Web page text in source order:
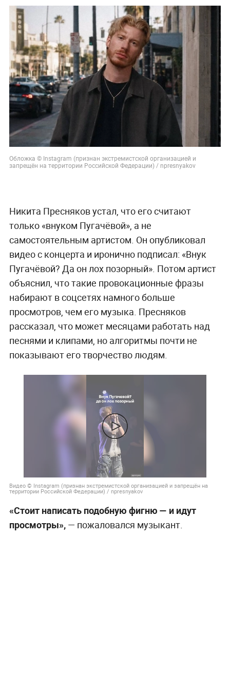
Обложка © Instagram (признан экстремистской организацией и
запрещён на территории Российской Федерации) / npresnyakov
Никита Пресняков устал, что его считают
только «внуком Пугачёвой», а не
самостоятельным артистом. Он опубликовал
видео с концерта и иронично подписал: «Внук
Пугачёвой? Да он лох позорный». Потом артист
объяснил, что такие провокационные фразы
набирают в соцсетях намного больше
просмотров, чем его музыка. Пресняков
рассказал, что может месяцами работать над
песнями и клипами, но алгоритмы почти не
показывают его творчество людям.
Видео © Instagram (признан экстремистской организацией и запрещён на
территории Российской Федерации) / npresnyakov
«Стоит написать подобную фигню — и идут
просмотры»,— пожаловался музыкант.